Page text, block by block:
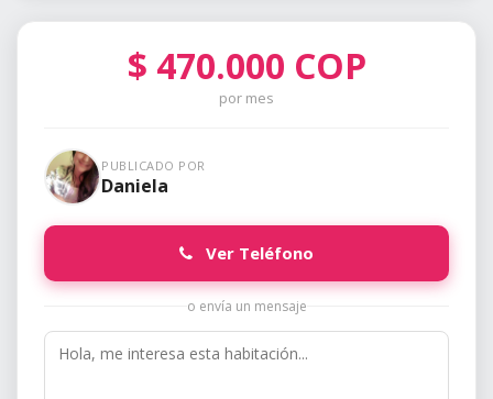
$ 470.000 COP
por mes
PUBLICADO POR
Daniela
Ver Teléfono
o envía un mensaje